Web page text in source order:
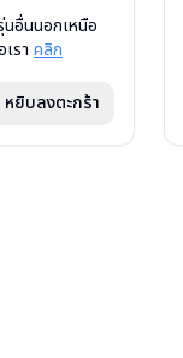
อื่นนอกเหนือ
รา คลิก
หยิบลงตะกร้า